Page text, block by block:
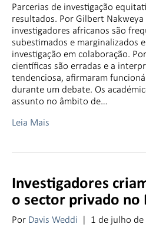
Parcerias de investigação
resultados. Por Gilbert Nakweya
investigadores africanos são
subestimados e marginalizados
investigação em colaboração.
científicas são erradas e a
tendenciosa, afirmaram
durante um debate. Os
assunto no âmbito de…
Leia Mais
Investigadores
o sector privado no
Por Davis Weddi | 1 de julho